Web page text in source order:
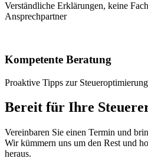
Verständliche Erklärungen, keine
Ansprechpartner
Kompetente Beratung
Proaktive Tipps zur
Bereit für Ihre
Vereinbaren Sie einen Termin und
Wir kümmern uns um den Rest und
heraus.